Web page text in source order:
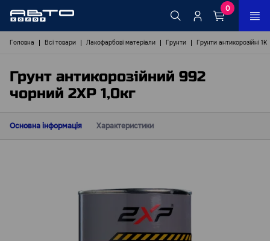
0
Головна Всі товари Лакофарбові матеріали Грунти Грунти антикорозійні 1К
Грунт антикорозійний 992
чорний 2ХР 1,0кг
Основна інформація Характеристики